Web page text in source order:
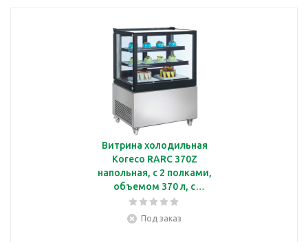
Витрина холодильная
Koreco RARC 370Z
напольная, с 2 полками,
объемом 370 л, с
подсветкой
Под заказ